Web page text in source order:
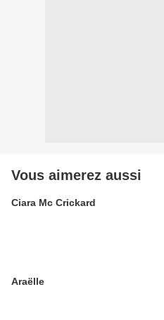
Vous aimerez aussi
Ciara Mc Crickard
Araëlle